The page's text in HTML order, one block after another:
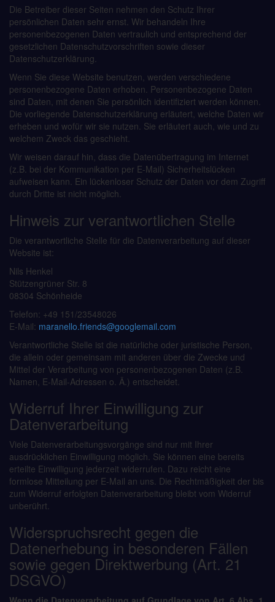
Die Betreiber dieser Seiten nehmen den Schutz Ihrer
persönlichen Daten sehr ernst. Wir behandeln Ihre
personenbezogenen Daten vertraulich und entsprechend der
gesetzlichen Datenschutzvorschriften sowie dieser
Datenschutzerklärung.
Wenn Sie diese Website benutzen, werden verschiedene
personenbezogene Daten erhoben. Personenbezogene Daten
sind Daten, mit denen Sie persönlich identifiziert werden können.
Die vorliegende Datenschutzerklärung erläutert, welche Daten wir
erheben und wofür wir sie nutzen. Sie erläutert auch, wie und zu
welchem Zweck das geschieht.
Wir weisen darauf hin, dass die Datenübertragung im Internet
(z.B. bei der Kommunikation per E-Mail) Sicherheitslücken
aufweisen kann. Ein lückenloser Schutz der Daten vor dem Zugriff
durch Dritte ist nicht möglich.
Hinweis zur verantwortlichen Stelle
Die verantwortliche Stelle für die Datenverarbeitung auf dieser
Website ist:
Nils Henkel
Stützengrüner Str. 8
08304 Schönheide
Telefon: +49 151/23548026
E-Mail: maranello.friends@googlemail.com
Verantwortliche Stelle ist die natürliche oder juristische Person,
die allein oder gemeinsam mit anderen über die Zwecke und
Mittel der Verarbeitung von personenbezogenen Daten (z.B.
Namen, E-Mail-Adressen o. Ä.) entscheidet.
Widerruf Ihrer Einwilligung zur
Datenverarbeitung
Viele Datenverarbeitungsvorgänge sind nur mit Ihrer
ausdrücklichen Einwilligung möglich. Sie können eine bereits
erteilte Einwilligung jederzeit widerrufen. Dazu reicht eine
formlose Mitteilung per E-Mail an uns. Die Rechtmäßigkeit der bis
zum Widerruf erfolgten Datenverarbeitung bleibt vom Widerruf
unberührt.
Widerspruchsrecht gegen die
Datenerhebung in besonderen Fällen
sowie gegen Direktwerbung (Art. 21
DSGVO)